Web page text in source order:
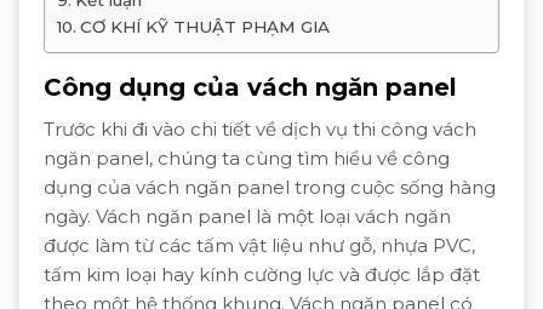
CƠ KHÍ KỸ THUẬT PHẠM GIA
Công dụng của vách ngăn panel
Trước khi đi vào chi tiết về dịch vụ thi công vách
ngăn panel, chúng ta cùng tìm hiểu về công
dụng của vách ngăn panel trong cuộc sống hàng
ngày. Vách ngăn panel là một loại vách ngăn
được làm từ các tấm vật liệu như gỗ, nhựa PVC,
tấm kim loại hay kính cường lực và được lắp đặt
theo một hệ thống khung. Vách ngăn panel có